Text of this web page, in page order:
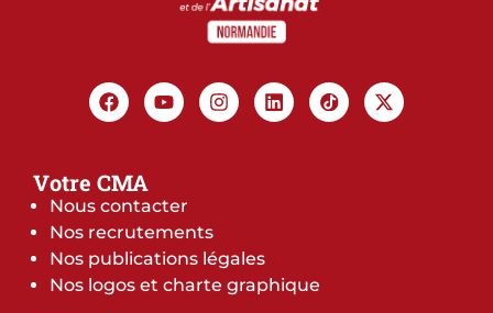
Votre CMA
Nous contacter
Nos recrutements
Nos publications légales
Nos logos et charte graphique